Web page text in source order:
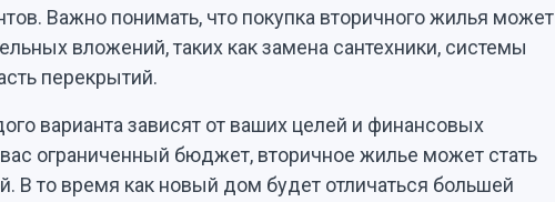
Важно понимать, что покупка вторичного жилья может
вложений, таких как замена сантехники, системы
перекрытий.
варианта зависят от ваших целей и финансовых
ограниченный бюджет, вторичное жилье может стать
В то время как новый дом будет отличаться большей